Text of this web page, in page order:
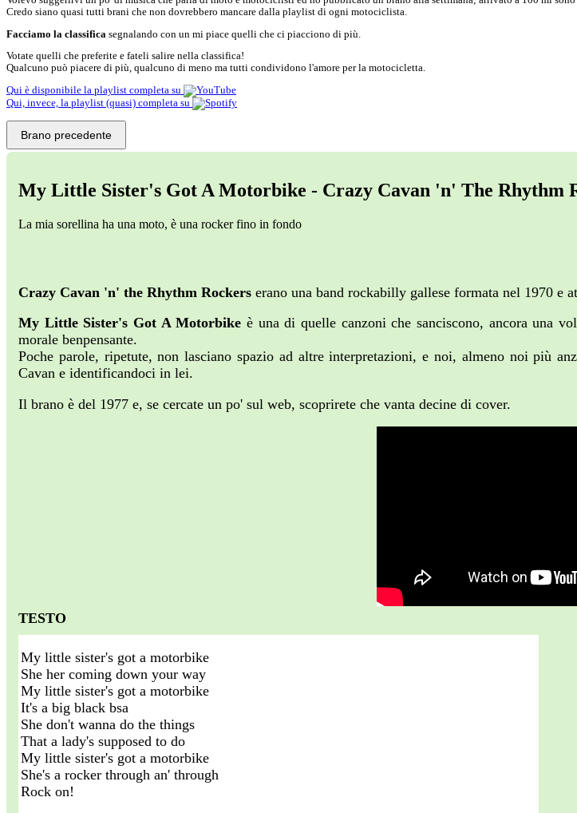
Credo siano quasi tutti brani che non dovrebbero mancare dalla playlist di ogni motociclista.
Facciamo la classifica segnalando con un mi piace quelli che ci piacciono di più.
Votate quelli che preferite e fateli salire nella classifica!
Qualcuno può piacere di più, qualcuno di meno ma tutti condividono l'amore per la motocicletta.
Qui è disponibile la playlist completa su
Qui, invece, la playlist (quasi) completa su
Brano precedente
My Little Sister's Got A Motorbike - Crazy Cavan 'n' The Rhythm
La mia sorellina ha una moto, è una rocker fino in fondo
Crazy Cavan 'n' the Rhythm Rockers erano una band rockabilly gallese formata nel 1970 e
My Little Sister's Got A Motorbike è una di quelle canzoni che sanciscono, ancora una
morale benpensante.
Poche parole, ripetute, non lasciano spazio ad altre interpretazioni, e noi, almeno noi più
Cavan e identificandoci in lei.
Il brano è del 1977 e, se cercate un po' sul web, scoprirete che vanta decine di cover.
TESTO
My little sister's got a motorbike
She her coming down your way
My little sister's got a motorbike
It's a big black bsa
She don't wanna do the things
That a lady's supposed to do
My little sister's got a motorbike
She's a rocker through an' through
Rock on!